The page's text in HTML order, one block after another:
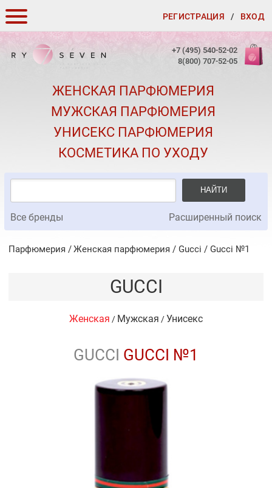
РЕГИСТРАЦИЯ / ВХОД
КАК ЗАКАЗАТЬ
СКИДКИ
КОНТАКТЫ
О КАЧЕСТВЕ
ПОДАРКИ К ЗАКАЗАМ
+7 (495) 540-52-02
8(800) 707-52-05
ЖЕНСКАЯ ПАРФЮМЕРИЯ
МУЖСКАЯ ПАРФЮМЕРИЯ
УНИСЕКС ПАРФЮМЕРИЯ
КОСМЕТИКА ПО УХОДУ
НАЙТИ
Все бренды Расширенный поиск
Парфюмерия Женская парфюмерия / Gucci / Gucci №1
GUCCI
Женская / Мужская /Унисекс
GUCCI GUCCI №1